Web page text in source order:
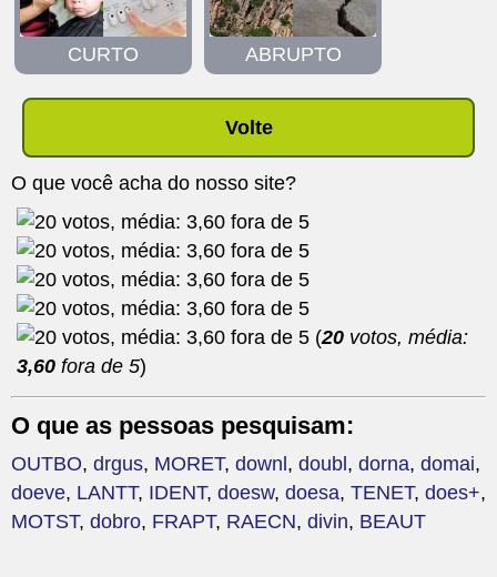
CURTO ABRUPTO
Volte
O que você acha do nosso site?
(20 votos, média:
3,60 fora de 5)
O que as pessoas pesquisam:
OUTBO, drgus, MORET, downl , doubl , dorna, domai,
doeve, LANTT, IDENT, doesw, doesa, TENET, does+,
MOTST, dobro, FRAPT, RAECN, divin, BEAUT